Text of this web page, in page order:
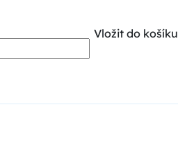
Vložit do košíku